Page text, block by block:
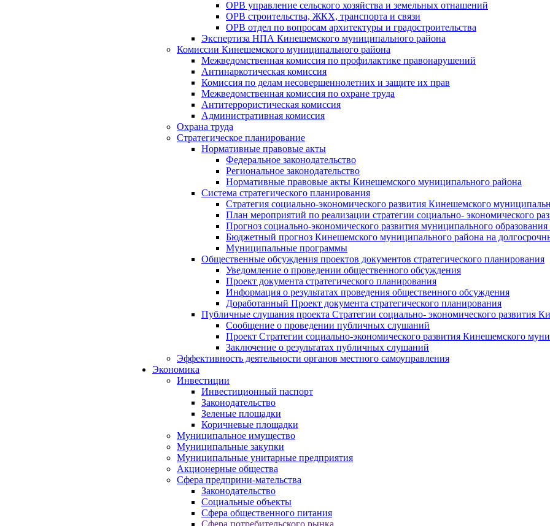
ОРВ управление сельского хозяйства и земельных отнашений
ОРВ строительства, ЖКХ, транспорта и связи
ОРВ отдел по вопросам архитектуры и градостроительства
Экспертиза НПА Кинешемского муниципального района
Комиссии Кинешемского муниципального района
Межведомственная комиссия по профилактике правонарушений
Антинаркотическая комиссия
Комиссия по делам несовершеннолетних и защите их прав
Межведомственная комиссия по охране труда
Антитеррористическая комиссия
Административная комиссия
Охрана труда
Стратегическое планирование
Нормативные правовые акты
Федеральное законодательство
Региональное законодательство
Нормативные правовые акты Кинешемского муниципального района
Система стратегического планирования
Стратегия социально-экономического развития Кинешемского
План мероприятий по реализации стратегии социально- экономического
Прогноз социально-экономического развития муниципального
Бюджетный прогноз Кинешемского муниципального района на
Муниципальные программы
Общественные обсуждения проектов документов стратегического планирования
Уведомление о проведении общественного обсуждения
Проект документа стратегического планирования
Информация о результатах проведения общественного обсуждения
Доработанный Проект документа стратегического планирования
Публичные слушания проекта Стратегии социально- экономического развития
Сообщение о проведении публичных слушаний
Проект Стратегии социально-экономического развития Кинешемского
Заключение о результатах публичных слушаний
Эффективность деятельности органов местного самоуправления
Экономика
Инвестиции
Инвестиционный паспорт
Законодательство
Зеленые площадки
Коричневые площадки
Муниципальное имущество
Муниципальные закупки
Муниципальные унитарные предприятия
Акционерные общества
Сфера предприни-мательства
Законодательство
Социальные объекты
Сфера общественного питания
Сфера потребительского рынка